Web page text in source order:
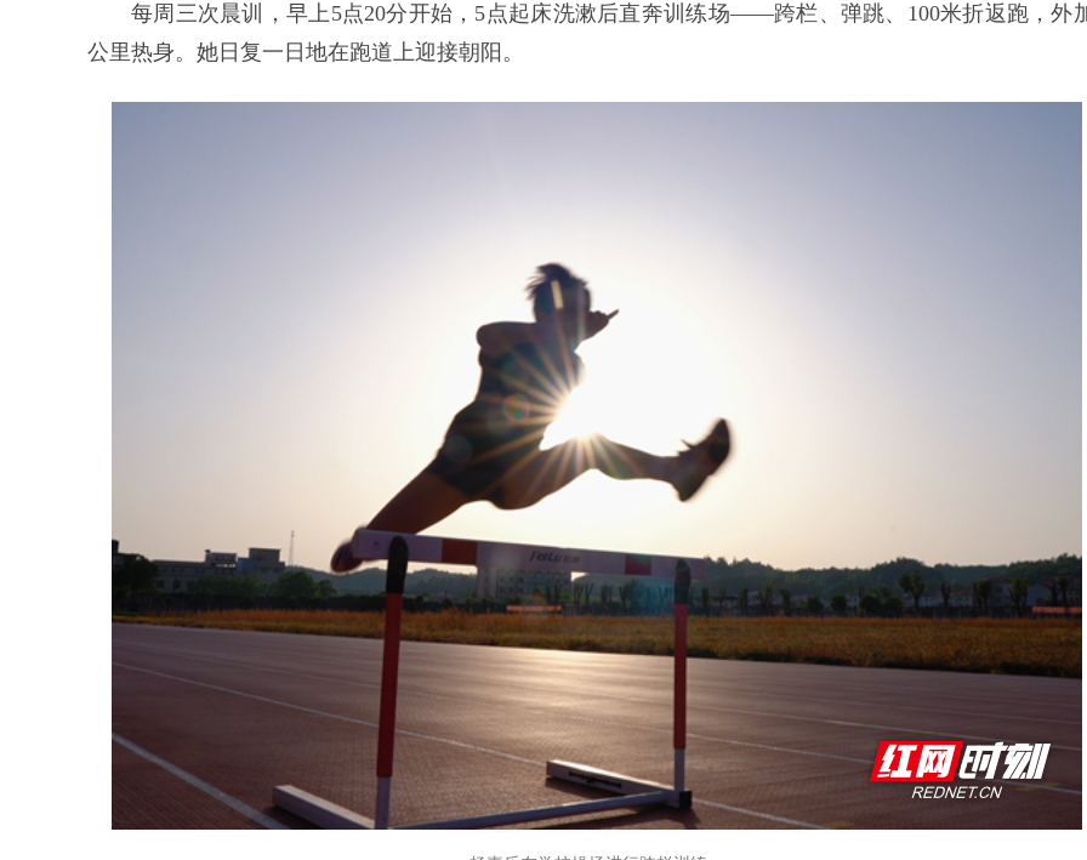
每周三次晨训，早上5点20分开始，5点起床洗漱后直奔训练场——跨栏、弹跳、100米折返跑，外
公里热身。她日复一日地在跑道上迎接朝阳。